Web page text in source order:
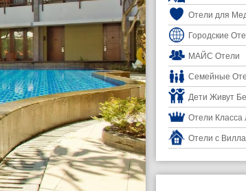
Отели для
Городские
МАЙС Отели
Семейные
Дети Живут
Отели Класса
Отели с